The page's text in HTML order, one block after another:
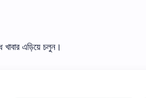
খাবার এড়িয়ে চলুন।